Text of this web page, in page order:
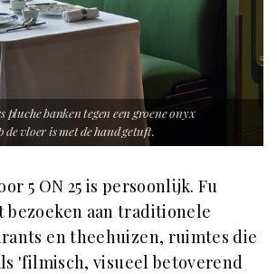
pluche banken tegen een groene onyx
vloer is met de hand getuft.
5 ON 25 is persoonlijk. Fu
bezoeken aan traditionele
en theehuizen, ruimtes die
'filmisch, visueel betoverend